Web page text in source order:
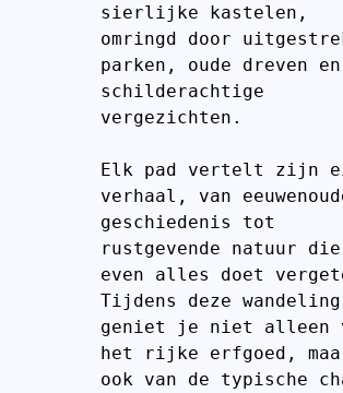
sierlijke kastelen,
omringd door
parken, oude dreven en
schilderachtige
vergezichten.
Elk pad vertelt zijn
verhaal, van
geschiedenis tot
rustgevende natuur
even alles doet
Tijdens deze wandeling
geniet je niet alleen
het rijke erfgoed,
ook van de typische